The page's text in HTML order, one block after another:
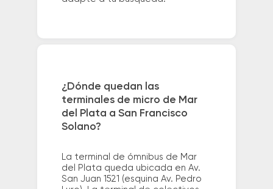
¿Dónde quedan las
terminales de micro de Mar
del Plata a San Francisco
Solano?
La terminal de ómnibus de Mar
del Plata queda ubicada en Av.
San Juan 1521 (esquina Av. Pedro